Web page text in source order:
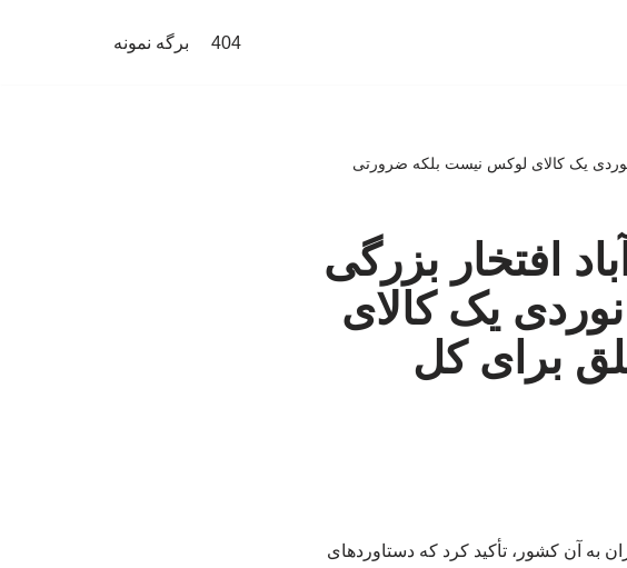
404 برگه نمونه
یک کالای لوکس نیست بلکه ضرورتی
افتخار بزرگی
یک کالای
برای کل
به آن کشور، تأکید کرد که دستاوردهای